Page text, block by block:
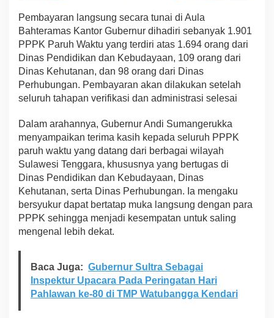
K
P
a
r
h
W
a
t
u
Pembayaran langsung secara tunai di Aula
Bahteramas Kantor Gubernur dihadiri sebanyak 1.901
PPPK Paruh Waktu yang terdiri atas 1.694 orang dari
Dinas Pendidikan dan Kebudayaan, 109 orang dari
Dinas Kehutanan, dan 98 orang dari Dinas
Perhubungan. Pembayaran akan dilakukan setelah
seluruh tahapan verifikasi dan administrasi selesai
Dalam arahannya, Gubernur Andi Sumangerukka
menyampaikan terima kasih kepada seluruh PPPK
paruh waktu yang datang dari berbagai wilayah
Sulawesi Tenggara, khususnya yang bertugas di
Dinas Pendidikan dan Kebudayaan, Dinas
Kehutanan, serta Dinas Perhubungan. Ia mengaku
bersyukur dapat bertatap muka langsung dengan para
PPPK sehingga menjadi kesempatan untuk saling
mengenal lebih dekat.
Baca Juga: Gubernur Sultra Sebagai
Inspektur Upacara Pada Peringatan Hari
Pahlawan ke-80 di TMP Watubangga Kendari